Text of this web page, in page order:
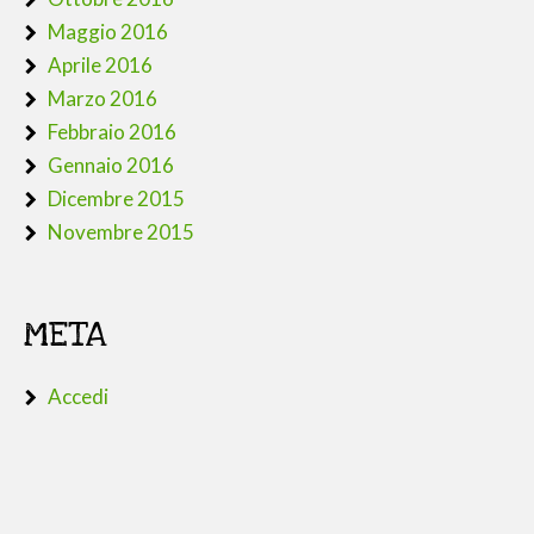
Maggio 2016
Aprile 2016
Marzo 2016
Febbraio 2016
Gennaio 2016
Dicembre 2015
Novembre 2015
META
Accedi